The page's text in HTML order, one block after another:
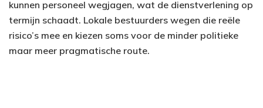
kunnen personeel wegjagen, wat de dienstverlening op
termijn schaadt. Lokale bestuurders wegen die reële
risico’s mee en kiezen soms voor de minder politieke
maar meer pragmatische route.